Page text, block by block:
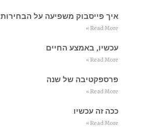
איך פייסבוק משפיעה על הבחירות
Read More »
עכשיו, באמצע החיים
Read More »
פרספקטיבה של שנה
Read More »
ככה זה עכשיו
Read More »